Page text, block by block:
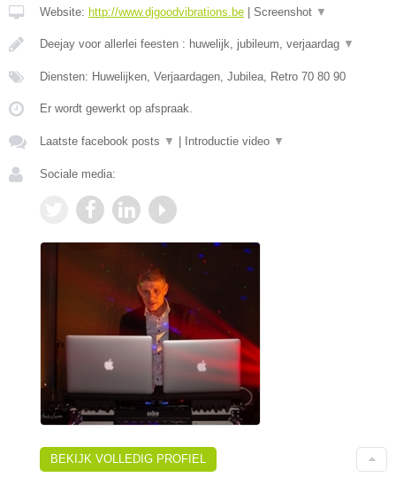
Website: http://www.djgoodvibrations.be Screenshot ▼
Deejay voor allerlei feesten : huwelijk, jubileum, verjaardag ▼
Diensten: Huwelijken, Verjaardagen, Jubilea, Retro 70 80 90
Er wordt gewerkt op afspraak.
Laatste facebook posts ▼ Introductie video ▼
Sociale media:
BEKIJK VOLLEDIG PROFIEL